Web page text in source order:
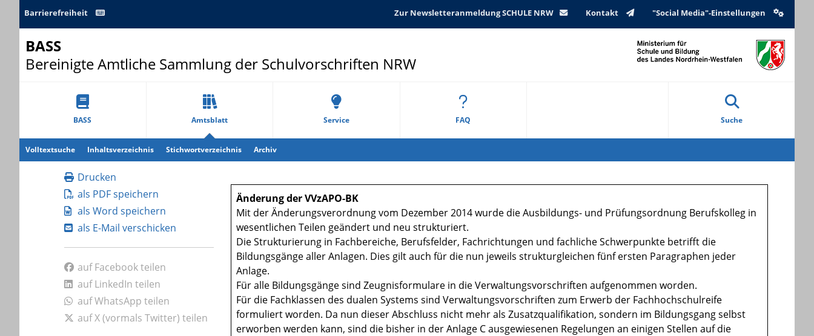
Barrierefreiheit Zur Newsletteranmeldung SCHULE NRW Kontakt "Social Media"-Einstellungen
BASS
Bereinigte Amtliche Sammlung der Schulvorschriften NRW
BASS Amtsblatt Service FAQ Suche
Volltextsuche Inhaltsverzeichnis Stichwortverzeichnis Archiv
Drucken
als PDF speichern
als Word speichern
als E-Mail verschicken
auf Facebook teilen
auf LinkedIn teilen
auf WhatsApp teilen
auf X (vormals Twitter) teilen
Änderung der VVzAPO-BK
Mit der Änderungsverordnung vom Dezember 2014 wurde die Ausbildungs- und Prüfungsordnung Berufskolleg in
wesentlichen Teilen geändert und neu strukturiert.
Die Strukturierung in Fachbereiche, Berufsfelder, Fachrichtungen und fachliche Schwerpunkte betrifft die
Bildungsgänge aller Anlagen. Dies gilt auch für die nun jeweils strukturgleichen fünf ersten Paragraphen jeder
Anlage.
Für alle Bildungsgänge sind Zeugnisformulare in die Verwaltungsvorschriften aufgenommen worden.
Für die Fachklassen des dualen Systems sind Verwaltungsvorschriften zum Erwerb der Fachhochschulreife
formuliert worden. Da nun dieser Abschluss nicht mehr als Zusatzqualifikation, sondern im Bildungsgang selbst
erworben werden kann, sind die bisher in der Anlage C ausgewiesenen Regelungen an einigen Stellen auf die